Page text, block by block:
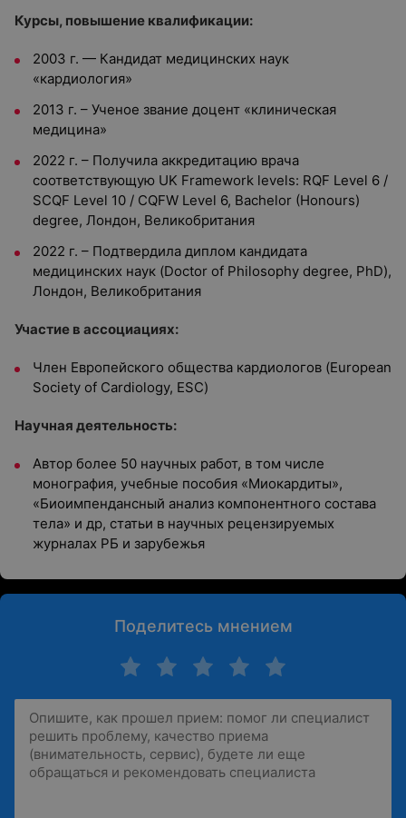
Курсы, повышение квалификации:
2003 г. — Кандидат медицинских наук
«кардиология»
2013 г. – Ученое звание доцент «клиническая
медицина»
2022 г. – Получила аккредитацию врача
соответствующую UK Framework levels: RQF Level 6 /
SCQF Level 10 / CQFW Level 6, Bachelor (Honours)
degree, Лондон, Великобритания
2022 г. – Подтвердила диплом кандидата
медицинских наук (Doctor of Philosophy degree, PhD),
Лондон, Великобритания
Участие в ассоциациях:
Член Европейского общества кардиологов (European
Society of Cardiology, ESC)
Научная деятельность:
Автор более 50 научных работ, в том числе
монография, учебные пособия «Миокардиты»,
«Биоимпендансный анализ компонентного состава
тела» и др, статьи в научных рецензируемых
журналах РБ и зарубежья
Поделитесь мнением